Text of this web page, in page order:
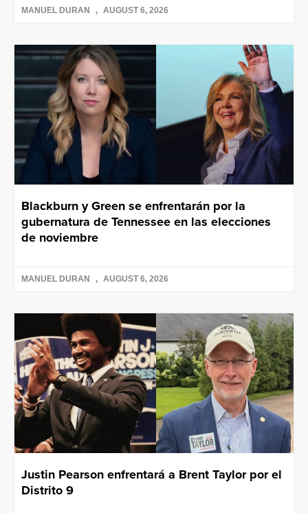
MANUEL DURAN AUGUST 6, 2026
Blackburn y Green se enfrentarán por la
gubernatura de Tennessee en las elecciones
de noviembre
MANUEL DURAN AUGUST 6, 2026
Justin Pearson enfrentará a Brent Taylor por el
Distrito 9